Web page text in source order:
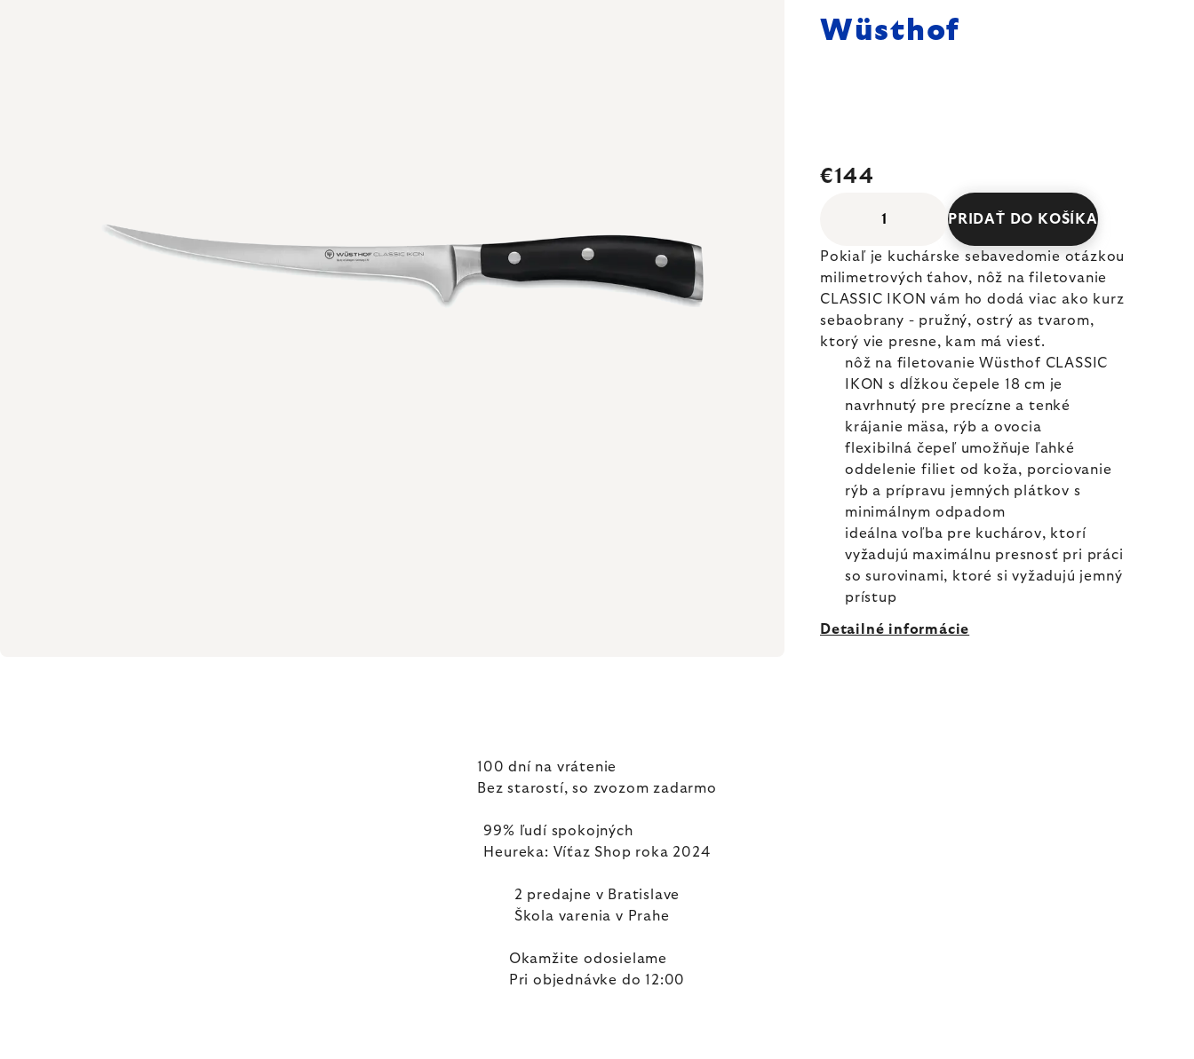
Wüsthof
€144
PRIDAŤ DO KOŠÍKA
Pokiaľ je kuchárske sebavedomie otázkou
milimetrových ťahov, nôž na filetovanie
CLASSIC IKON vám ho dodá viac ako kurz
sebaobrany - pružný, ostrý as tvarom,
ktorý vie presne, kam má viesť.
nôž na filetovanie Wüsthof CLASSIC
IKON s dĺžkou čepele 18 cm je
navrhnutý pre precízne a tenké
krájanie mäsa, rýb a ovocia
flexibilná čepeľ umožňuje ľahké
oddelenie filiet od koža, porciovanie
rýb a prípravu jemných plátkov s
minimálnym odpadom
ideálna voľba pre kuchárov, ktorí
vyžadujú maximálnu presnosť pri práci
so surovinami, ktoré si vyžadujú jemný
prístup
Detailné informácie
100 dní na vrátenie
Bez starostí, so zvozom zadarmo
99% ľudí spokojných
Heureka: Víťaz Shop roka 2024
2 predajne v Bratislave
Škola varenia v Prahe
Okamžite odosielame
Pri objednávke do 12:00